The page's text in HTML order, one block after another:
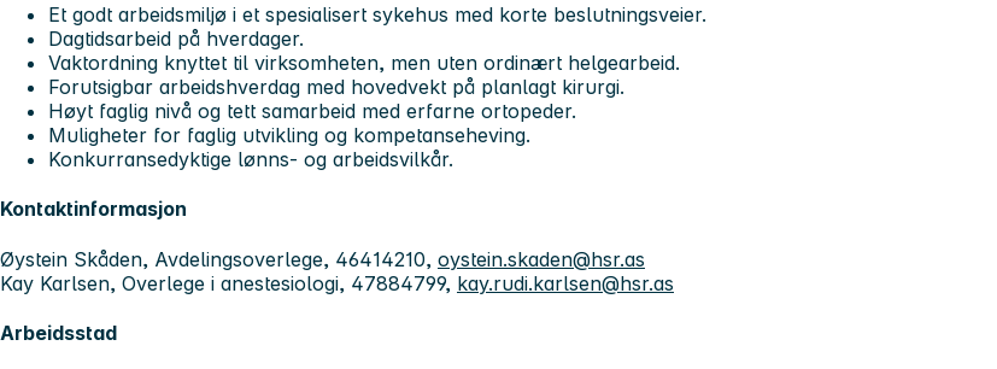
Et godt arbeidsmiljø i et spesialisert sykehus med korte beslutningsveier.
Dagtidsarbeid på hverdager.
Vaktordning knyttet til virksomheten, men uten ordinært helgearbeid.
Forutsigbar arbeidshverdag med hovedvekt på planlagt kirurgi.
Høyt faglig nivå og tett samarbeid med erfarne ortopeder.
Muligheter for faglig utvikling og kompetanseheving.
Konkurransedyktige lønns- og arbeidsvilkår.
Kontaktinformasjon
Øystein Skåden, Avdelingsoverlege, 46414210, oystein.skaden@hsr.as
Kay Karlsen, Overlege i anestesiologi, 47884799, kay.rudi.karlsen@hsr.as
Arbeidsstad